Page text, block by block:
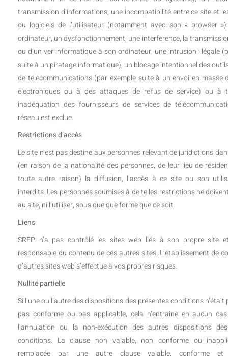
transmission d’informations, une incompatibilité entre ce site et
ou logiciels de l’utilisateur (notamment avec son « browser
ordinateur, un dysfonctionnement, une interférence, la
ou d’un ver informatique à son ordinateur, une intrusion illégale
suite à un piratage informatique), un blocage intentionnel des
de télécommunications (par exemple suite à un envoi en masse
électroniques ou à des attaques de refus de service) ou à
inadéquation des fournisseurs de services de
réseau est exclue.
Restrictions d’accès
Le site n’est pas destiné aux personnes relevant de juridictions
(en raison de la nationalité des personnes, de leur lieu de
toute autre raison) la diffusion, l’accès à ce site ou son
interdits. Les personnes soumises à de telles restrictions ne
au site, ni l’utiliser, sous quelque forme que ce soit.
Liens
SREP n’a pas contrôlé les sites web liés à son propre site
responsable du contenu de ces autres sites. L’établissement de
d’autres sites web s’effectue à vos propres risques.
Nullité partielle
Si l’une ou l’autre des dispositions des présentes conditions n’était
pas conforme ou pas applicable, cela n’entraîne en aucun cas
l’annulation ou la non-exécution des autres dispositions
conditions. La clause non valable, non conforme ou
remplacée par une autre clause valable, conforme et